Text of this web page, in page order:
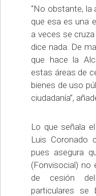
“No obstante, la
que esa es una
a veces se
dice nada. De
que hace la
estas áreas de
bienes de uso
ciudadanía”,
Lo que señala
Luis Coronado
pues asegura
(Fonvisocial) no
de cesión
particulares se